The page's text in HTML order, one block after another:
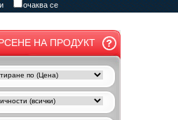
очаква се
НА ПРОДУКТ